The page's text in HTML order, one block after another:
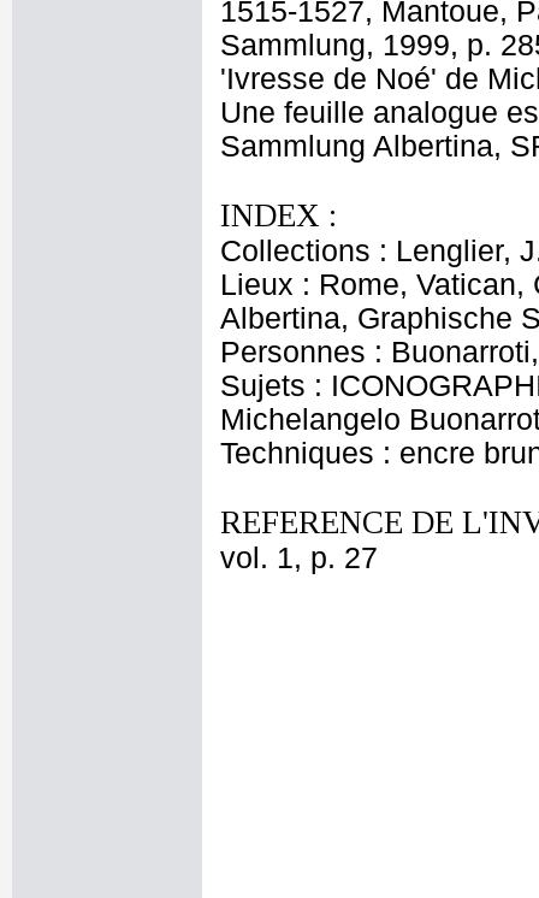
1515-1527, Mantoue,
Sammlung, 1999, p.
'Ivresse de Noé' de
Une feuille analogue
Sammlung Albertina,
INDEX :
Collections : Lenglier,
Lieux : Rome,
Albertina, Graphische
Personnes :
Sujets :
Michelangelo
Techniques : encre
REFERENCE DE
vol. 1, p. 27